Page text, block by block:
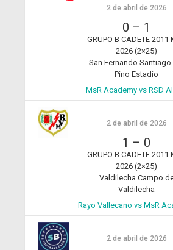
2 de abril de 2026
0 – 1
GRUPO B CADETE 2011
2026 (2×25)
San Fernando Santiago
Pino Estadio
MsR Academy vs RSD
2 de abril de 2026
1 – 0
GRUPO B CADETE 2011
2026 (2×25)
Valdilecha Campo
Valdilecha
Rayo Vallecano vs MsR
2 de abril de 2026